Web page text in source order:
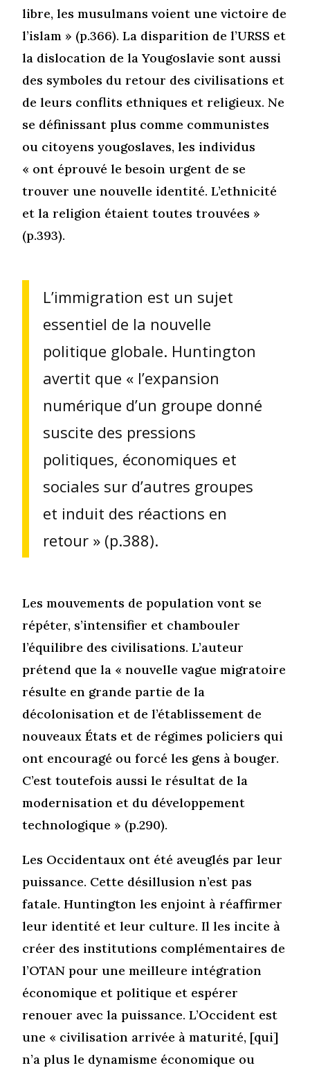
libre, les musulmans voient une victoire de
l’islam » (p.366). La disparition de l’URSS et
la dislocation de la Yougoslavie sont aussi
des symboles du retour des civilisations et
de leurs conflits ethniques et religieux. Ne
se définissant plus comme communistes
ou citoyens yougoslaves, les individus
« ont éprouvé le besoin urgent de se
trouver une nouvelle identité. L’ethnicité
et la religion étaient toutes trouvées »
(p.393).
L’immigration est un sujet
essentiel de la nouvelle
politique globale. Huntington
avertit que « l’expansion
numérique d’un groupe donné
suscite des pressions
politiques, économiques et
sociales sur d’autres groupes
et induit des réactions en
retour » (p.388).
Les mouvements de population vont se
répéter, s’intensifier et chambouler
l’équilibre des civilisations. L’auteur
prétend que la « nouvelle vague migratoire
résulte en grande partie de la
décolonisation et de l’établissement de
nouveaux États et de régimes policiers qui
ont encouragé ou forcé les gens à bouger.
C’est toutefois aussi le résultat de la
modernisation et du développement
technologique » (p.290).
Les Occidentaux ont été aveuglés par leur
puissance. Cette désillusion n’est pas
fatale. Huntington les enjoint à réaffirmer
leur identité et leur culture. Il les incite à
créer des institutions complémentaires de
l’OTAN pour une meilleure intégration
économique et politique et espérer
renouer avec la puissance. L’Occident est
une « civilisation arrivée à maturité, [qui]
n’a plus le dynamisme économique ou